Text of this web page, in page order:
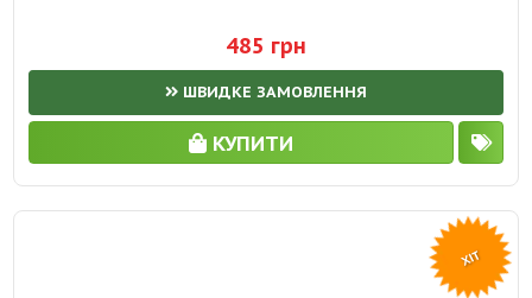
485 грн
ШВИДКЕ ЗАМОВЛЕННЯ
КУПИТИ
ХІТ